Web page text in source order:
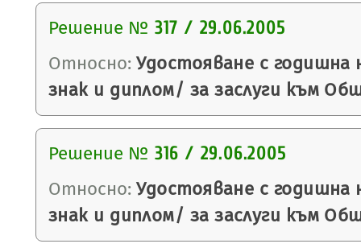
Решение № 317 / 29.06.2005
Относно: Удостояване с годишна
знак и диплом/ за заслуги към
Решение № 316 / 29.06.2005
Относно: Удостояване с годишна
знак и диплом/ за заслуги към